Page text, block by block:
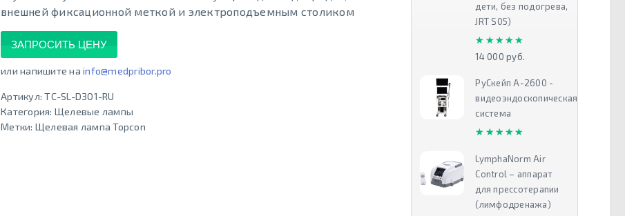
внешней фиксационной меткой и электроподъемным столиком
ЗАПРОСИТЬ ЦЕНУ
или напишите наinfo@medpribor.pro
Артикул:TC-SL-D301-RU
Категория: Щелевые лампы
Метки: Щелевая лампа Topcon
дети, без подогрева,
JRT S05)
★★★★★
★★★★★
14 000 руб.
РуСкейп А-2600 -
видеоэндоскопическая
система
★★★★★
★★★★★
LymphaNorm Air
Control – аппарат
для прессотерапии
(лимфодренажа)